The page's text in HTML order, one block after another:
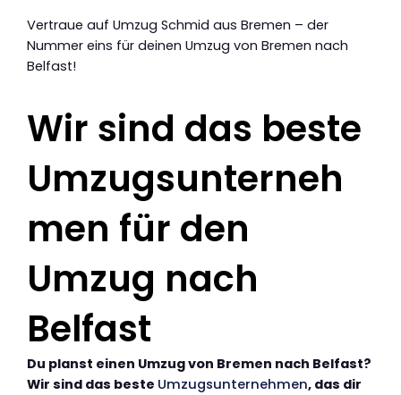
Vertraue auf Umzug Schmid aus Bremen – der
Nummer eins für deinen Umzug von Bremen nach
Belfast!
Wir sind das beste
Umzugsunterneh
men für den
Umzug nach
Belfast
Du planst einen Umzug von Bremen nach Belfast?
Wir sind das beste Umzugsunternehmen, das dir